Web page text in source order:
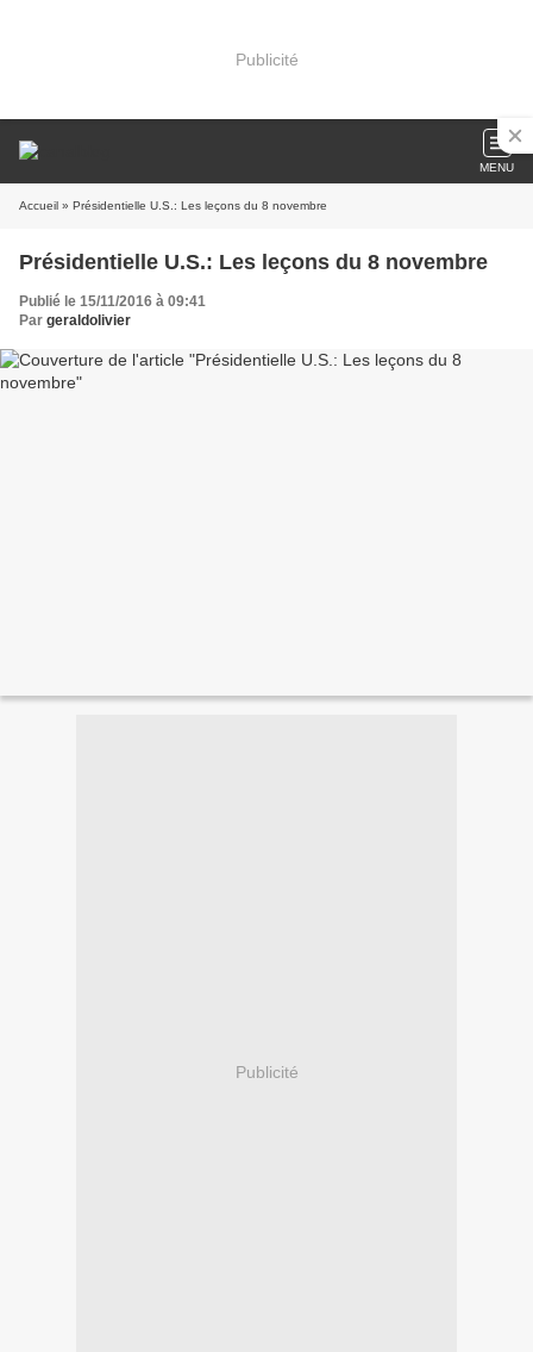
Publicité
MENU
Accueil » Présidentielle U.S.: Les leçons du 8 novembre
Présidentielle U.S.: Les leçons du 8 novembre
Publié le 15/11/2016 à 09:41
Par geraldolivier
Publicité